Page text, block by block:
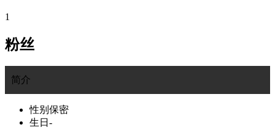
1
粉丝
简介
性别 保密
生日 -